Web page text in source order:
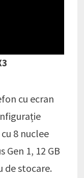
cu ecran
8 nuclee
1, 12 GB
de stocare.